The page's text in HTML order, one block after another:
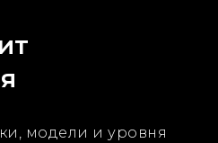
модели и уровня